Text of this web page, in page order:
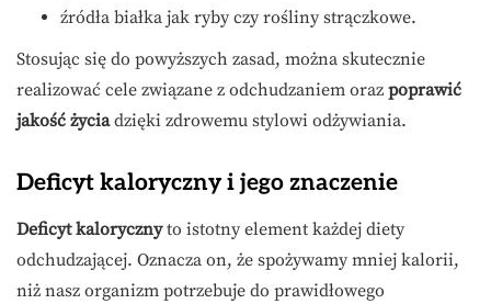
źródła białka jak ryby czy rośliny strączkowe.
Stosując się do powyższych zasad, można skutecznie
realizować cele związane z odchudzaniem oraz poprawić
jakość życiadzięki zdrowemu stylowi odżywiania.
Deficyt kaloryczny i jego znaczenie
Deficyt kalorycznyto istotny element każdej diety
odchudzającej. Oznacza on, że spożywamy mniej kalorii,
niż nasz organizm potrzebuje do prawidłowego